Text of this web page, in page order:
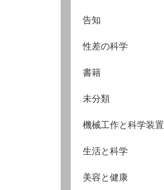
告知
性差の科学
書籍
未分類
機械工作と科学装置
生活と科学
美容と健康